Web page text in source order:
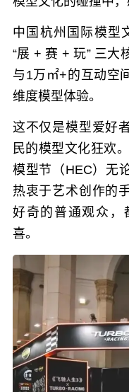
中国杭州国际模型
“展 + 赛 + 玩” 三大
与1万㎡+的互动空
维度模型体验。
这不仅是模型爱好
民的模型文化狂欢
模型节（HEC）无
热衷于艺术创作的
好奇的普通观众，
喜。